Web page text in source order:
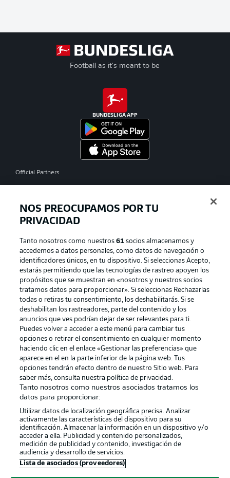
Football as it's meant to be
BUNDESLIGA APP
Official Partners
Publicidad Aviso legal
Gestionar las preferencias Declaracion de privacidad
Canales Trabajos
Jugadores Condiciones de uso
Sello Editorial Contacto
© 2026 Bundesliga-Gruppe GmbH
NOS PREOCUPAMOS POR TU
PRIVACIDAD
Tanto nosotros como nuestros61 socios almacenamos y
accedemos a datos personales, como datos de navegación o
identificadores únicos, en tu dispositivo. Si seleccionas Acepto,
estarás permitiendo que las tecnologías de rastreo apoyen los
propósitos que se muestran en «nosotros y nuestros socios
tratamos datos para proporcionar». Si seleccionas Rechazarlas
todas o retiras tu consentimiento, los deshabilitarás. Si se
deshabilitan los rastreadores, parte del contenido y los
anuncios que ves podrían dejar de ser relevantes para ti.
Puedes volver a acceder a este menú para cambiar tus
opciones o retirar el consentimiento en cualquier momento
haciendo clic en el enlace «Gestionar las preferencias» que
aparece en el en la parte inferior de la página web. Tus
opciones tendrán efecto dentro de nuestro Sitio web. Para
saber más, consulta nuestra política de privacidad.
Tanto nosotros como nuestros asociados tratamos los
datos para proporcionar:
Utilizar datos de localización geográfica precisa. Analizar
activamente las características del dispositivo para su
identificación. Almacenar la información en un dispositivo y/o
acceder a ella. Publicidad y contenido personalizados,
medición de publicidad y contenido, investigación de
audiencia y desarrollo de servicios.
Lista de asociados (proveedores)